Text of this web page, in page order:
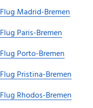
Flug Madrid-Bremen
Flug Paris-Bremen
Flug Porto-Bremen
Flug Pristina-Bremen
Flug Rhodos-Bremen